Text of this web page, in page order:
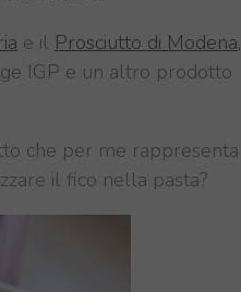
e il Prosciutto di Modena,
IGP e un altro prodotto
che per me rappresenta
il fico nella pasta?